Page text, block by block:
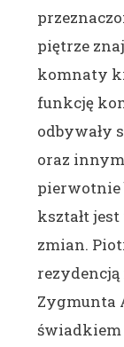
piętrze
komnaty
funkcję
odbywały
oraz
pierwotnie
kształt
zmian.
Zygmunta
świadkiem